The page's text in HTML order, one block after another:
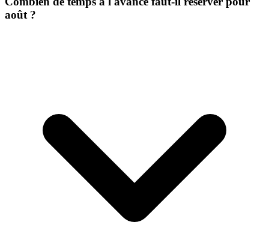
août ?